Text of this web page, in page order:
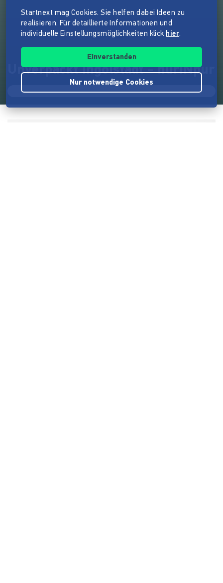
Unverpackt Ingolstadt - nurINpur
Startnext mag Cookies. Sie helfen dabei Ideen zu
realisieren. Für detaillierte Informationen und
individuelle Einstellungsmöglichkeiten klick hier.
Einverstanden
Nur notwendige Cookies